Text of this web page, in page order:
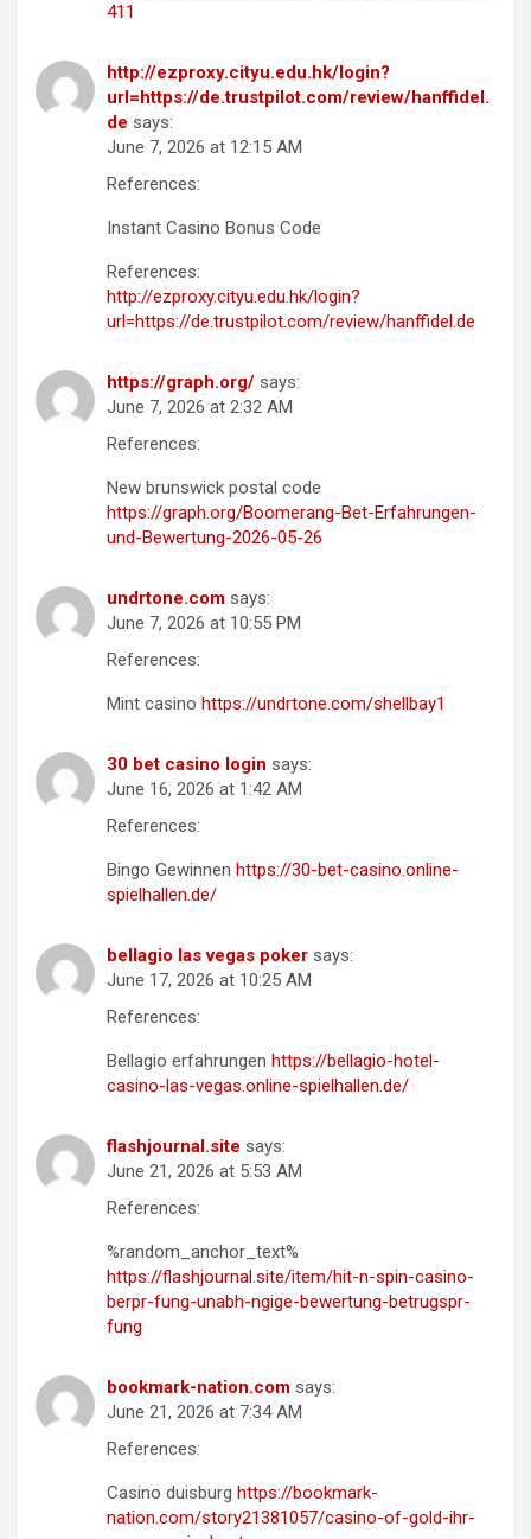
411
http://ezproxy.cityu.edu.hk/login?
url=https://de.trustpilot.com/review/hanffidel.
de says:
June 7, 2026 at 12:15 AM
References:
Instant Casino Bonus Code
References:
http://ezproxy.cityu.edu.hk/login?
url=https://de.trustpilot.com/review/hanffidel.de
https://graph.org/ says:
June 7, 2026 at 2:32 AM
References:
New brunswick postal code
https://graph.org/Boomerang-Bet-Erfahrungen-
und-Bewertung-2026-05-26
undrtone.com says:
June 7, 2026 at 10:55 PM
References:
Mint casino https://undrtone.com/shellbay1
30 bet casino login says:
June 16, 2026 at 1:42 AM
References:
Bingo Gewinnen https://30-bet-casino.online-
spielhallen.de/
bellagio las vegas poker says:
June 17, 2026 at 10:25 AM
References:
Bellagio erfahrungen https://bellagio-hotel-
casino-las-vegas.online-spielhallen.de/
flashjournal.site says:
June 21, 2026 at 5:53 AM
References:
%random_anchor_text%
https://flashjournal.site/item/hit-n-spin-casino-
berpr-fung-unabh-ngige-bewertung-betrugspr-
fung
bookmark-nation.com says:
June 21, 2026 at 7:34 AM
References:
Casino duisburg https://bookmark-
nation.com/story21381057/casino-of-gold-ihr-